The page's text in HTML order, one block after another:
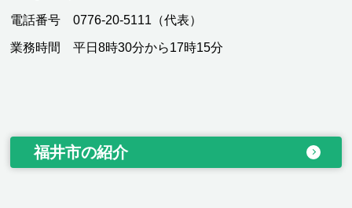
電話番号 0776-20-5111（代表）
業務時間 平日8時30分から17時15分
福井市の紹介